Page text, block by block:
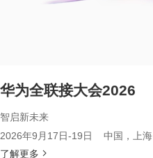
华为全联接大会2026
智启新未来
2026年9月17日-19日 中国，上海
了解更多